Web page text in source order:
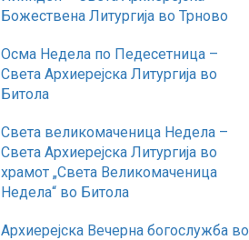
Божествена Литургија во Трново
Осма Недела по Педесетница –
Света Архиерејска Литургија во
Битола
Света великомаченица Недела –
Света Архиерејска Литургија во
храмот „Света Великомаченица
Недела“ во Битола
Архиерејска Вечерна богослужба во